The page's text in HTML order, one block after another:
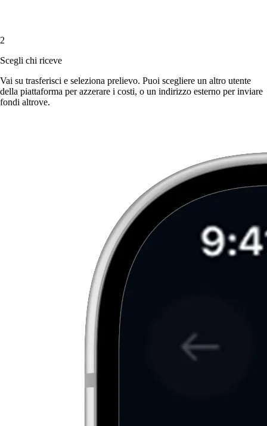
2
Scegli chi riceve
Vai su trasferisci e seleziona prelievo. Puoi scegliere un altro utente
della piattaforma per azzerare i costi, o un indirizzo esterno per inviare
fondi altrove.